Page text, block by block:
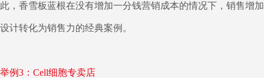
此，香雪板蓝根在没有增加一分钱营销成本的情况下，销售增
设计转化为销售力的经典案例。
举例3：Cell细胞专卖店